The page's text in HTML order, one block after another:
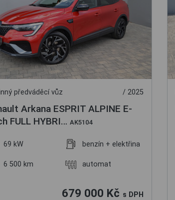
předváděcí vůz / 2025
Arkana ESPRIT ALPINE E-
FULL HYBRI… AK5104
69 kW benzín + elektřina
6 500 km automat
679 000 Kč s DPH